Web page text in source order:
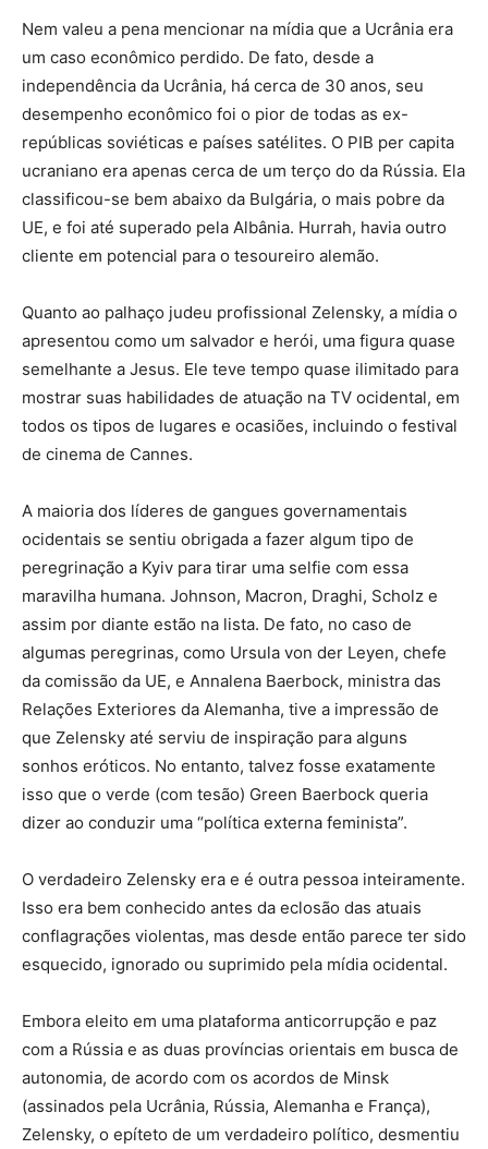
Nem valeu a pena mencionar na mídia que a Ucrânia era
um caso econômico perdido. De fato, desde a
independência da Ucrânia, há cerca de 30 anos, seu
desempenho econômico foi o pior de todas as ex-
repúblicas soviéticas e países satélites. O PIB per capita
ucraniano era apenas cerca de um terço do da Rússia. Ela
classificou-se bem abaixo da Bulgária, o mais pobre da
UE, e foi até superado pela Albânia. Hurrah, havia outro
cliente em potencial para o tesoureiro alemão.
Quanto ao palhaço judeu profissional Zelensky, a mídia o
apresentou como um salvador e herói, uma figura quase
semelhante a Jesus. Ele teve tempo quase ilimitado para
mostrar suas habilidades de atuação na TV ocidental, em
todos os tipos de lugares e ocasiões, incluindo o festival
de cinema de Cannes.
A maioria dos líderes de gangues governamentais
ocidentais se sentiu obrigada a fazer algum tipo de
peregrinação a Kyiv para tirar uma selfie com essa
maravilha humana. Johnson, Macron, Draghi, Scholz e
assim por diante estão na lista. De fato, no caso de
algumas peregrinas, como Ursula von der Leyen, chefe
da comissão da UE, e Annalena Baerbock, ministra das
Relações Exteriores da Alemanha, tive a impressão de
que Zelensky até serviu de inspiração para alguns
sonhos eróticos. No entanto, talvez fosse exatamente
isso que o verde (com tesão) Green Baerbock queria
dizer ao conduzir uma “política externa feminista”.
O verdadeiro Zelensky era e é outra pessoa inteiramente.
Isso era bem conhecido antes da eclosão das atuais
conflagrações violentas, mas desde então parece ter sido
esquecido, ignorado ou suprimido pela mídia ocidental.
Embora eleito em uma plataforma anticorrupção e paz
com a Rússia e as duas províncias orientais em busca de
autonomia, de acordo com os acordos de Minsk
(assinados pela Ucrânia, Rússia, Alemanha e França),
Zelensky, o epíteto de um verdadeiro político, desmentiu